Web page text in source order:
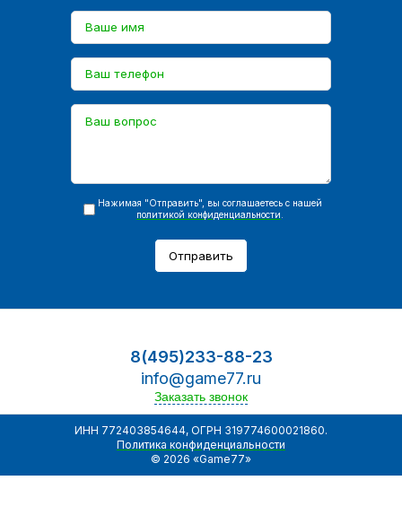
Нажимая "Отправить", вы соглашаетесь с нашей
политикой конфиденциальности
Отправить
8(495)233-88-23
info@game77.ru
Заказать звонок
ИНН 772403854644, ОГРН 319774600021860.
Политика конфиденциальности
© 2026 «Game77»